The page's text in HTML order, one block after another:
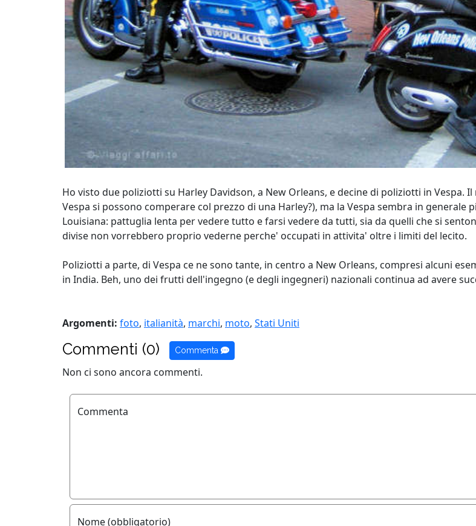
Ho visto due poliziotti su Harley Davidson, a New Orleans, e decine di poliziotti in Vespa.
Vespa si possono comperare col prezzo di una Harley?), ma la Vespa sembra in
Louisiana: pattuglia lenta per vedere tutto e farsi vedere da tutti, sia da quelli che si
divise non vorrebbero proprio vederne perche' occupati in attivita' oltre i limiti del lecito.
Poliziotti a parte, di Vespa ce ne sono tante, in centro a New Orleans, compresi alcuni
in India. Beh, uno dei frutti dell'ingegno (e degli ingegneri) nazionali continua ad avere
Argomenti: foto, italianità, marchi, moto, Stati Uniti
Commenti (0) Commenta
Non ci sono ancora commenti.
Commenta
Nome (obbligatorio)